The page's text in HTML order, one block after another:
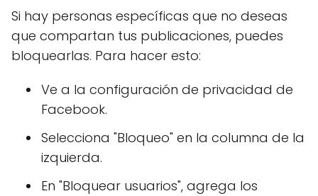
Si hay personas específicas que no deseas
que compartan tus publicaciones, puedes
bloquearlas. Para hacer esto:
Ve a la configuración de privacidad de
Facebook.
Selecciona "Bloqueo" en la columna de la
izquierda.
En "Bloquear usuarios", agrega los